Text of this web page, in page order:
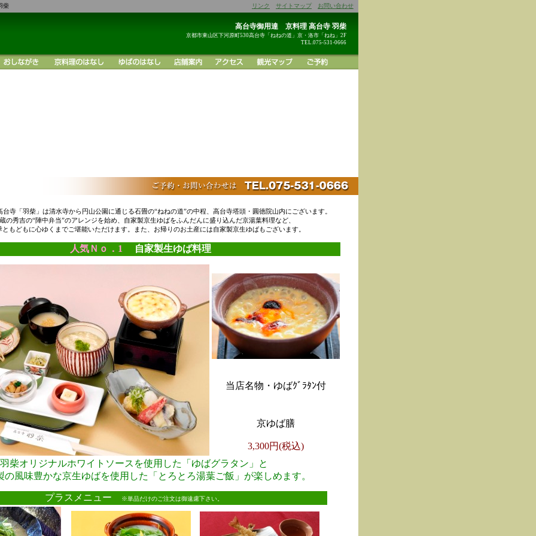
柴 リンク サイトマップ お問い合わせ
高台寺御用達 京料理 高台寺 羽柴
京都市東山区下河原町530高台寺「ねねの道」京・洛市「ねね」2F
TEL.075-531-0666
寺「羽柴」は清水寺から円山公園に通じる石畳の“ねねの道”の中程、高台寺塔頭・圓徳院山内にございます。
の秀吉の“陣中弁当”のアレンジを始め、自家製京生ゆばをふんだんに盛り込んだ京湯葉料理など、
ともどもに心ゆくまでご堪能いただけます。また、お帰りのお土産には自家製京生ゆばもございます。
人気Ｎｏ．1 自家製生ゆば料理
当店名物・ゆばｸﾞﾗﾀﾝ付
京ゆば膳
3,300円(税込)
羽柴オリジナルホワイトソースを使用した「ゆばグラタン」と
の風味豊かな京生ゆばを使用した「とろとろ湯葉ご飯」が楽しめます。
プラスメニュー ※単品だけのご注文は御遠慮下さい。